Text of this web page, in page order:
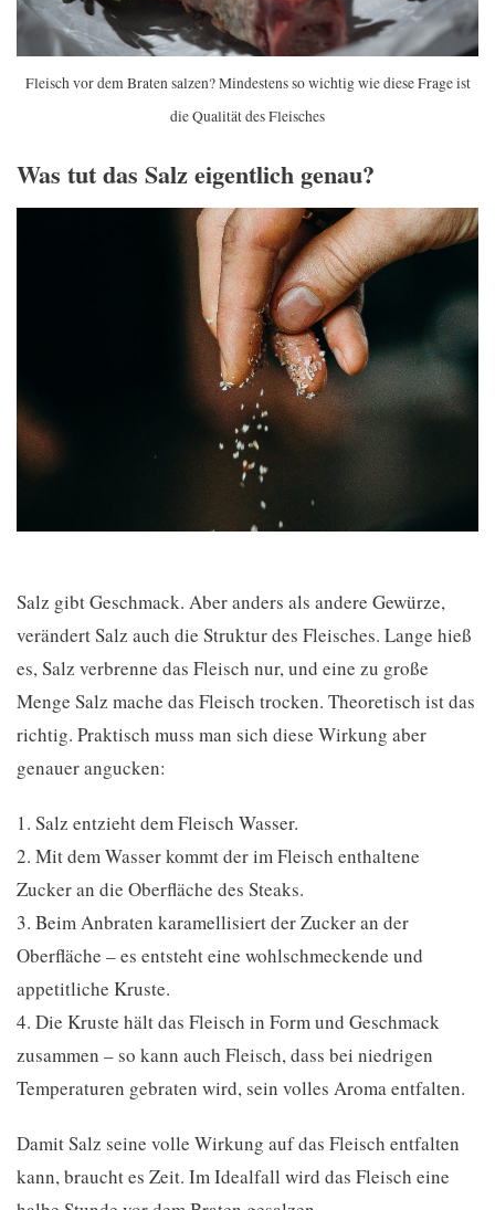
Fleisch vor dem Braten salzen? Mindestens so wichtig wie diese Frage ist
die Qualität des Fleisches
Was tut das Salz eigentlich genau?
Salz gibt Geschmack. Aber anders als andere Gewürze,
verändert Salz auch die Struktur des Fleisches. Lange hieß
es, Salz verbrenne das Fleisch nur, und eine zu große
Menge Salz mache das Fleisch trocken. Theoretisch ist das
richtig. Praktisch muss man sich diese Wirkung aber
genauer angucken:
1. Salz entzieht dem Fleisch Wasser.
2. Mit dem Wasser kommt der im Fleisch enthaltene
Zucker an die Oberfläche des Steaks.
3. Beim Anbraten karamellisiert der Zucker an der
Oberfläche – es entsteht eine wohlschmeckende und
appetitliche Kruste.
4. Die Kruste hält das Fleisch in Form und Geschmack
zusammen – so kann auch Fleisch, dass bei niedrigen
Temperaturen gebraten wird, sein volles Aroma entfalten.
Damit Salz seine volle Wirkung auf das Fleisch entfalten
kann, braucht es Zeit. Im Idealfall wird das Fleisch eine